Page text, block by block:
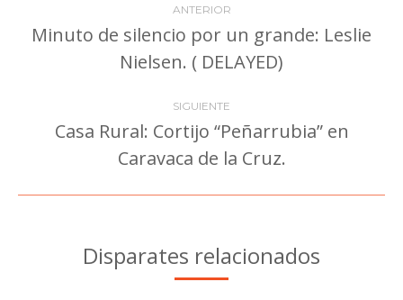
entre
publicaciones
ANTERIOR
Publicación
Minuto de silencio por un grande: Leslie
Nielsen. ( DELAYED)
SIGUIENTE
Casa Rural: Cortijo “Peñarrubia” en
Caravaca de la Cruz.
Disparates relacionados